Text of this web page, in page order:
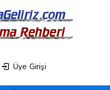
Üye Girişi